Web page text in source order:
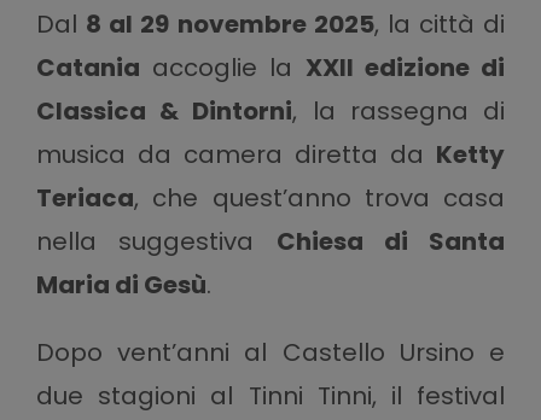
Dal 8 al 29 novembre 2025, la città di
Catania accoglie la XXII edizione di
Classica & Dintorni, la rassegna di
musica da camera diretta da Ketty
Teriaca, che quest’anno trova casa
nella suggestiva Chiesa di Santa
Maria di Gesù.
Dopo vent’anni al Castello Ursino e
due stagioni al Tinni Tinni, il festival